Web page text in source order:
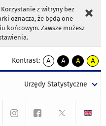
Korzystanie z witryny bez
oznacza, że będą one
końcowym. Zawsze możesz
Kontrast:
A
kontrast
A
kontrast
tekst
czarnym
A
kontrast
tekst
czarnym
A
tekst
żółtym
Urzędy Statystyczne